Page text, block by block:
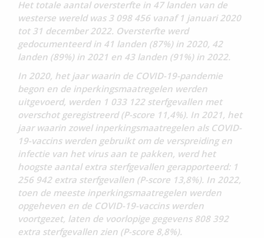
Het totale aantal oversterfte in 47 landen van de
westerse wereld was 3 098 456 vanaf 1 januari 2020
tot 31 december 2022. Oversterfte werd
gedocumenteerd in 41 landen (87%) in 2020, 42
landen (89%) in 2021 en 43 landen (91%) in 2022.
In 2020, het jaar waarin de COVID-19-pandemie
begon en de inperkingsmaatregelen werden
uitgevoerd, werden 1 033 122 sterfgevallen met
overschot geregistreerd (P-score 11,4%). In 2021, het
jaar waarin zowel inperkingsmaatregelen als COVID-
19-vaccins werden gebruikt om de verspreiding en
infectie van het virus aan te pakken, werd het
hoogste aantal extra sterfgevallen gerapporteerd: 1
256 942 extra sterfgevallen (P-score 13,8%). In 2022,
toen de meeste inperkingsmaatregelen werden
opgeheven en de COVID-19-vaccins werden
voortgezet, laten de voorlopige gegevens 808 392
extra sterfgevallen zien (P-score 8,8%).